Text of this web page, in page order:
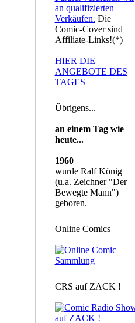
an qualifizierten
Verkäufen. Die
Comic-Cover sind
Affiliate-Links!(*)
HIER DIE
ANGEBOTE DES
TAGES
Übrigens...
an einem Tag wie
heute...
1960
wurde Ralf König
(u.a. Zeichner "Der
Bewegte Mann")
geboren.
Online Comics
CRS auf ZACK !